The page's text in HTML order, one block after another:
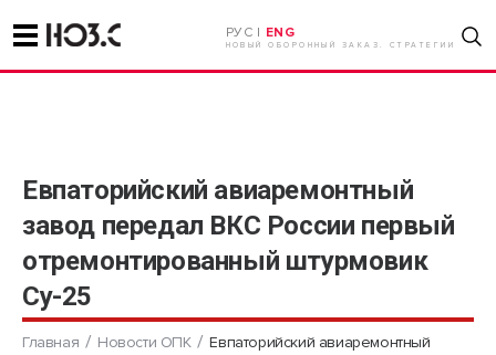
РУС | ENG
НОВЫЙ ОБОРОННЫЙ ЗАКАЗ. СТРАТЕГИИ
Евпаторийский авиаремонтный
завод передал ВКС России первый
отремонтированный штурмовик
Су-25
Главная Новости ОПК
Евпаторийский авиаремонтный